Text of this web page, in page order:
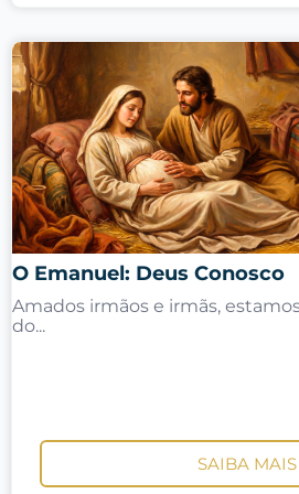
O Emanuel: Deus Conosco
Amados irmãos e irmãs,
do...
SAIBA MAIS